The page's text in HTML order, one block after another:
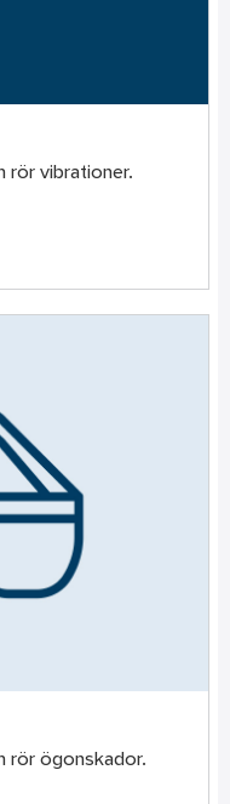
rör vibrationer.
rör ögonskador.